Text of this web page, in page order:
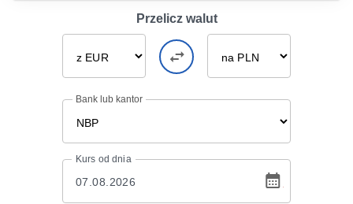
Przelicz walut
Bank lub kantor
Kurs od dnia